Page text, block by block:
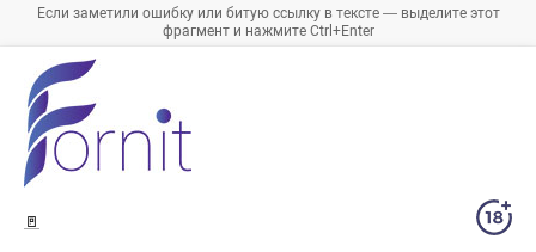
Если заметили ошибку или битую ссылку в тексте — выделите этот
фрагмент и нажмите Ctrl+Enter
🚪